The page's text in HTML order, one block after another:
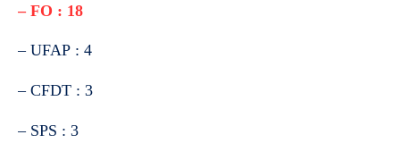
– FO : 18
– UFAP : 4
– CFDT : 3
– SPS : 3